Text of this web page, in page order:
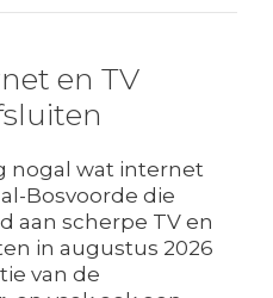
en TV
nogal wat internet
Bosvoorde die
aan scherpe TV en
in augustus 2026
van de